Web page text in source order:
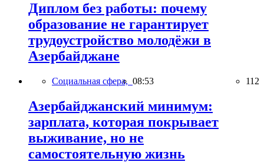
Диплом без работы: почему
образование не гарантирует
трудоустройство молодёжи в
Азербайджане
Социальная сфера, 08:53 112
Азербайджанский минимум:
зарплата, которая покрывает
выживание, но не
самостоятельную жизнь